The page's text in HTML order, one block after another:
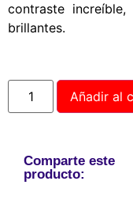
contraste
brillantes.
Añadir al
Comparte este
producto: